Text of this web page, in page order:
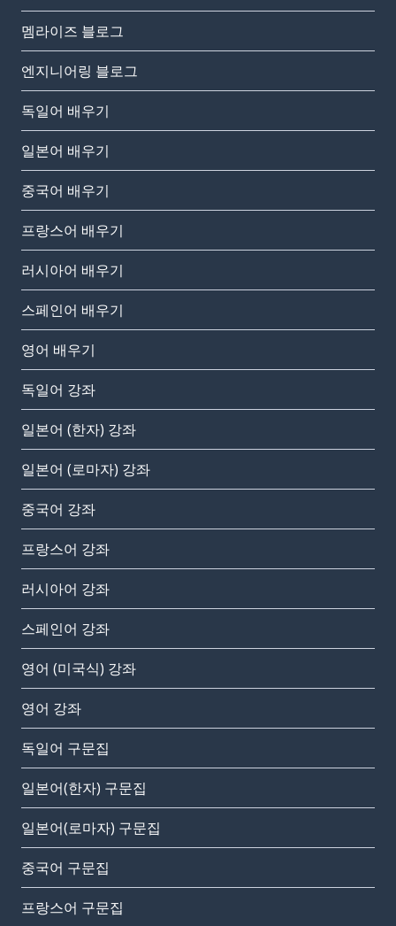
멤라이즈 블로그
엔지니어링 블로그
독일어 배우기
일본어 배우기
중국어 배우기
프랑스어 배우기
러시아어 배우기
스페인어 배우기
영어 배우기
독일어 강좌
일본어 (한자) 강좌
일본어 (로마자) 강좌
중국어 강좌
프랑스어 강좌
러시아어 강좌
스페인어 강좌
영어 (미국식) 강좌
영어 강좌
독일어 구문집
일본어(한자) 구문집
일본어(로마자) 구문집
중국어 구문집
프랑스어 구문집